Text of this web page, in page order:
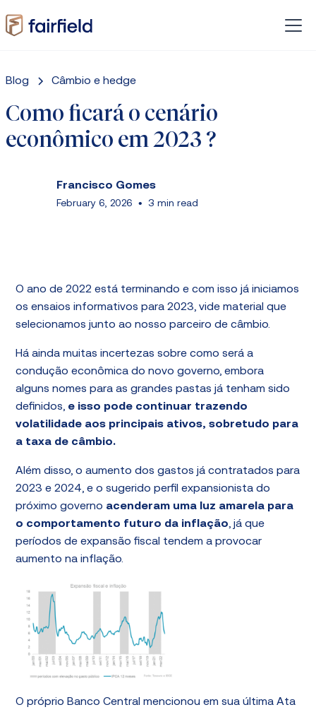
Blog Câmbio e hedge
Como ficará o cenário
econômico em 2023 ?
Francisco Gomes
February 6, 2026 • 3 min read
O ano de 2022 está terminando e com isso já iniciamos
os ensaios informativos para 2023, vide material que
selecionamos junto ao nosso parceiro de câmbio.
Há ainda muitas incertezas sobre como será a
condução econômica do novo governo, embora
alguns nomes para as grandes pastas já tenham sido
definidos, e isso pode continuar trazendo
volatilidade aos principais ativos, sobretudo para
a taxa de câmbio.
Além disso, o aumento dos gastos já contratados para
2023 e 2024, e o sugerido perfil expansionista do
próximo governo acenderam uma luz amarela para
o comportamento futuro da inflação, já que
períodos de expansão fiscal tendem a provocar
aumento na inflação.
O próprio Banco Central mencionou em sua última Ata